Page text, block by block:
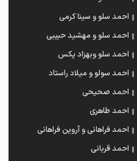
احمد سلو و سینا کرمی
احمد سلو و مهشید حبیبی
احمد سلو وبهزاد پکس
احمد سولو و میلاد راستاد
احمد صحیحی
احمد طاهری
احمد فراهانی و آروین فراهانی
احمد قربانی